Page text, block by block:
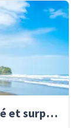
Explorez un Costa Rica préservé et surprenant